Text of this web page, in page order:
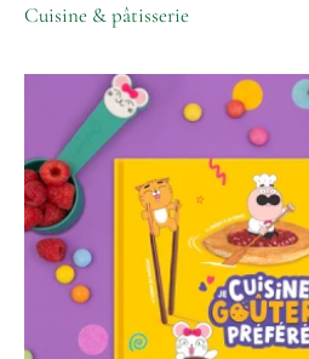
Cuisine & pâtisserie